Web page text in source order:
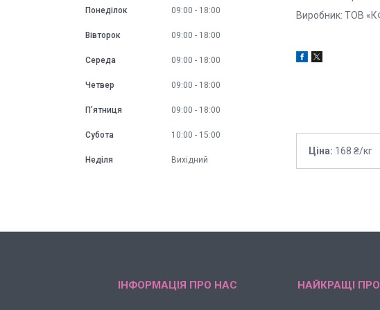
Виробник: ТОВ
Ціна: 168 ₴/кг
Понеділок 09:00 18:00
Вівторок 09:00 18:00
Середа 09:00 18:00
Четвер 09:00 18:00
Пʼятниця 09:00 18:00
Субота 10:00 15:00
Неділя Вихідний
ІНФОРМАЦІЯ ПРО НАС НАЙКРАЩІ